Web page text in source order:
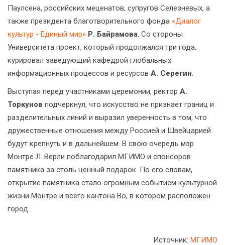
Паулсена, российских меценатов, супругов Селезневых, а
также президента благотворительного фонда «Диалог
культур - Единый мир» Р. Байрамова. Со стороны
Университета проект, который продолжался три года,
курировал заведующий кафедрой глобальных
информационных процессов и ресурсов А. Серегин.
Выступая перед участниками церемонии, ректор А.
Торкунов подчеркнул, что искусство не признает границ и
разделительных линий и выразил уверенность в том, что
дружественные отношения между Россией и Швейцарией
будут крепнуть и в дальнейшем. В свою очередь мэр
Монтрё Л. Верли поблагодарил МГИМО и спонсоров
памятника за столь ценный подарок. По его словам,
открытие памятника стало огромным событием культурной
жизни Монтрё и всего кантона Во, в котором расположен
город.
Источник: МГИМО